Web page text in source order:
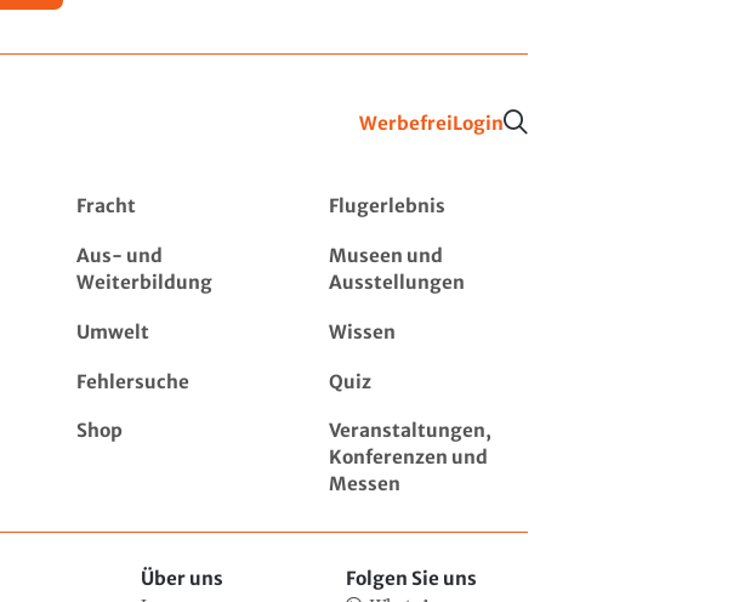
WerbefreiLogin
Fracht Flugerlebnis
Aus- und
Weiterbildung
Museen und
Ausstellungen
Umwelt Wissen
Fehlersuche Quiz
Shop
Veranstaltungen,
Konferenzen und
Messen
Über uns Folgen Sie uns